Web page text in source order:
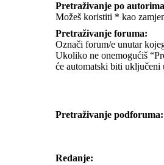
Pretraživanje po
Možeš koristiti * kao
Pretraživanje foruma:
Označi forum/e unutar
Ukoliko ne onemogućiš
će automatski biti uključeni
Pretraživanje podforuma:
Redanje: